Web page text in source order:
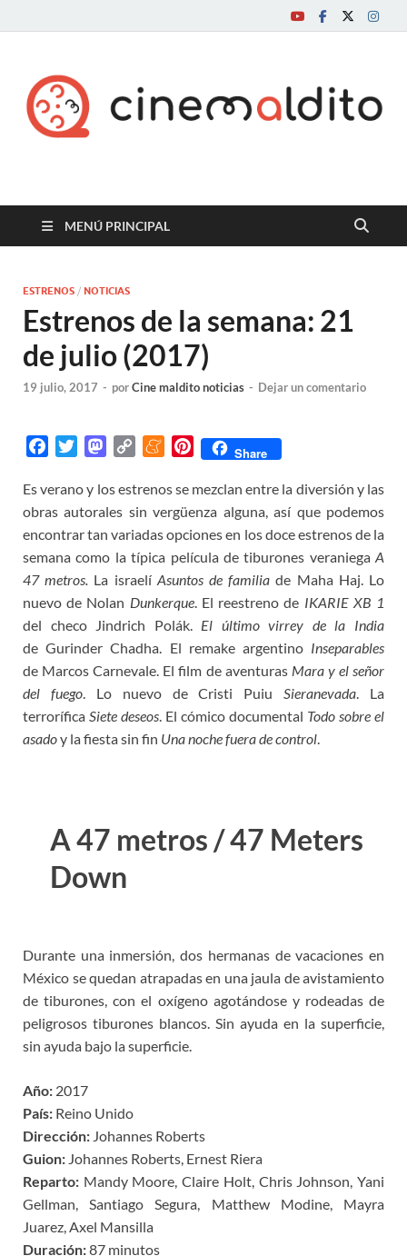
Cine maldito
MENÚ PRINCIPAL
ESTRENOS / NOTICIAS
Estrenos de la semana: 21
de julio (2017)
19 julio, 2017 - porCine maldito noticias - Dejar un comentario
c
e
b
o
o
k
i
t
t
e
r
M
s
t
o
d
o
n
p
y
L
i
n
k
M
n
e
a
m
e
P
n
t
e
r
e
s
Share
Es verano y los estrenos se mezclan entre la diversión y las
obras autorales sin vergüenza alguna, así que podemos
encontrar tan variadas opciones en los doce estrenos de la
semana como la típica película de tiburones veraniega A
47 metros. La israelí Asuntos de familia de Maha Haj. Lo
nuevo de Nolan Dunkerque. El reestreno de IKARIE XB 1
del checo Jindrich Polák. El último virrey de la India
de Gurinder Chadha. El remake argentino Inseparables
de Marcos Carnevale. El film de aventuras Mara y el señor
del fuego. Lo nuevo de Cristi PuiuSieranevada. La
terrorífica Siete deseos. El cómico documental Todo sobre el
asadoy la fiesta sin fin Una noche fuera de control.
A 47 metros / 47 Meters
Down
Durante una inmersión, dos hermanas de vacaciones en
México se quedan atrapadas en una jaula de avistamiento
de tiburones, con el oxígeno agotándose y rodeadas de
peligrosos tiburones blancos. Sin ayuda en la superficie,
sin ayuda bajo la superficie.
Año: 2017
País: Reino Unido
Dirección: Johannes Roberts
Guion: Johannes Roberts, Ernest Riera
Reparto: Mandy Moore, Claire Holt, Chris Johnson, Yani
Gellman, Santiago Segura, Matthew Modine, Mayra
Juarez, Axel Mansilla
Duración:87 minutos